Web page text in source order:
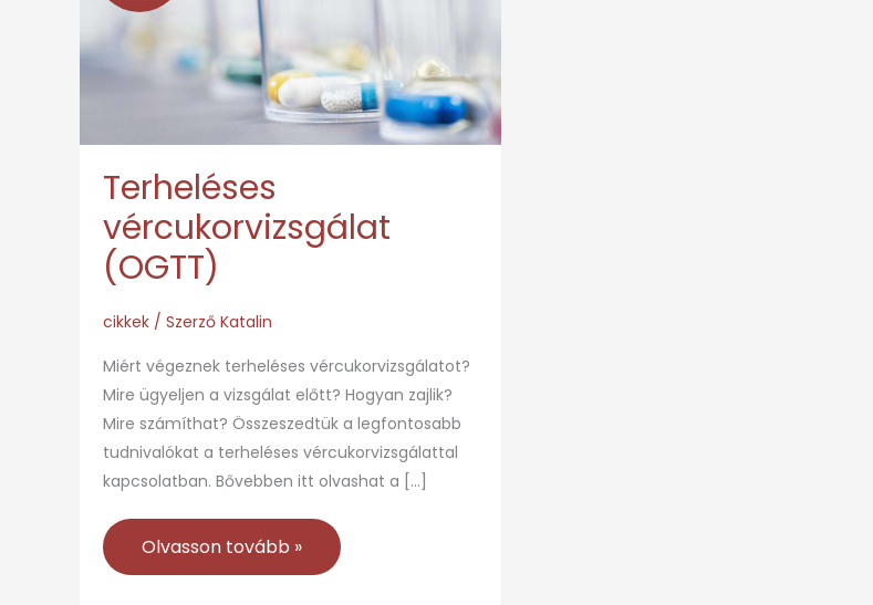
Terheléses
vércukorvizsgálat
(OGTT)
cikkek / Szerző Katalin
Miért végeznek terheléses vércukorvizsgálatot?
Mire ügyeljen a vizsgálat előtt? Hogyan zajlik?
Mire számíthat? Összeszedtük a legfontosabb
tudnivalókat a terheléses vércukorvizsgálattal
kapcsolatban. Bővebben itt olvashat a […]
(OGTT)
Olvasson tovább »